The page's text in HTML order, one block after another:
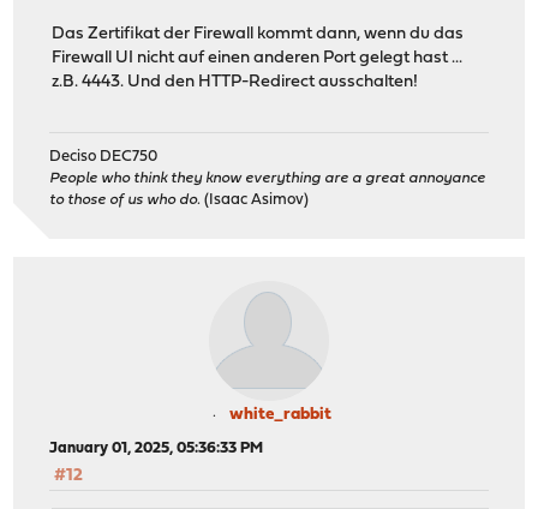
Das Zertifikat der Firewall kommt dann, wenn du das
Firewall UI nicht auf einen anderen Port gelegt hast ...
z.B. 4443. Und den HTTP-Redirect ausschalten!
Deciso DEC750
People who think they know everything are a great annoyance
to those of us who do. (Isaac Asimov)
white_rabbit
January 01, 2025, 05:36:33 PM
#12